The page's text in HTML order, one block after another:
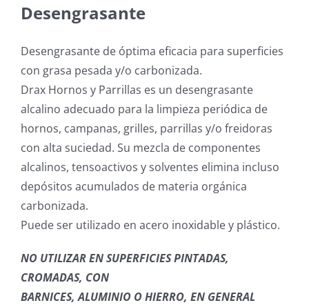
Desengrasante
Desengrasante de óptima eficacia para superficies
con grasa pesada y/o carbonizada.
Drax Hornos y Parrillas es un desengrasante
alcalino adecuado para la limpieza periódica de
hornos, campanas, grilles, parrillas y/o freidoras
con alta suciedad. Su mezcla de componentes
alcalinos, tensoactivos y solventes elimina incluso
depósitos acumulados de materia orgánica
carbonizada.
Puede ser utilizado en acero inoxidable y plástico.
NO UTILIZAR EN SUPERFICIES PINTADAS,
CROMADAS, CON
BARNICES, ALUMINIO O HIERRO, EN GENERAL